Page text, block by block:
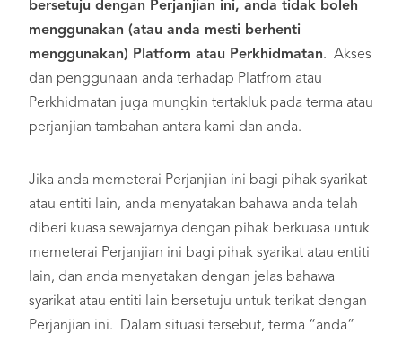
bersetuju dengan Perjanjian ini, anda tidak boleh
menggunakan (atau anda mesti berhenti
menggunakan) Platform atau Perkhidmatan. Akses
dan penggunaan anda terhadap Platfrom atau
Perkhidmatan juga mungkin tertakluk pada terma atau
perjanjian tambahan antara kami dan anda.
Jika anda memeterai Perjanjian ini bagi pihak syarikat
atau entiti lain, anda menyatakan bahawa anda telah
diberi kuasa sewajarnya dengan pihak berkuasa untuk
memeterai Perjanjian ini bagi pihak syarikat atau entiti
lain, dan anda menyatakan dengan jelas bahawa
syarikat atau entiti lain bersetuju untuk terikat dengan
Perjanjian ini. Dalam situasi tersebut, terma “anda”